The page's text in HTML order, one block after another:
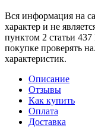
Вся информация на
характер и не
пунктом 2 статьи
покупке проверять
характеристик.
Описание
Отзывы
Как купить
Оплата
Доставка